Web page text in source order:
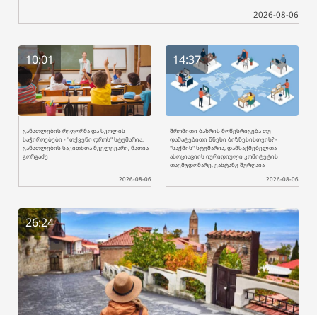
2026-08-06
10:01
განათლების რეფორმა და სკოლის
საჭიროებები - "თქვენი დროს" სტუმარია,
განათლების საკითხთა მკვლევარი, ნათია
გორგაძე
2026-08-06
14:37
შრომითი ბაზრის მოწესრიგება თუ
დამატებითი წნეხი ბიზნესისთვის? -
"საქმის" სტუმარია, დამსაქმებელთა
ასოციაციის იურიდიული კომიტეტის
თავმჯდომარე, ვახტანგ შურღაია
2026-08-06
26:24